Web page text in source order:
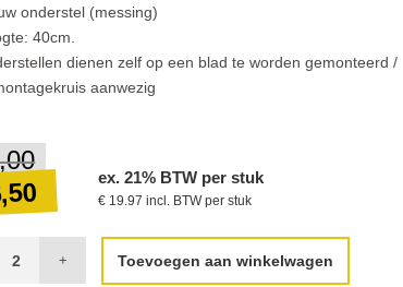
onderstel (messing)
40cm.
dienen zelf op een blad te worden gemonteerd /
aanwezig
prijs
was:
€39,00.
ex. 21% BTW per stuk
€ 19.97 incl. BTW per stuk
Toevoegen aan winkelwagen